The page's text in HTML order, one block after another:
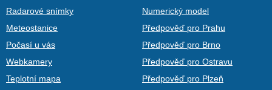
Radarové snímky
Meteostanice
Počasí u vás
Webkamery
Teplotní mapa
Numerický model
Předpověď pro Prahu
Předpověď pro Brno
Předpověď pro Ostravu
Předpověď pro Plzeň